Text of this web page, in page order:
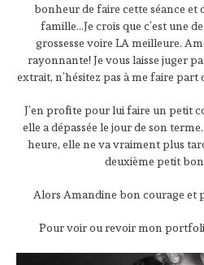
bonheur de faire cette séance
famille…Je crois que c’est une
grossesse voire LA meilleure.
rayonnante! Je vous laisse juger
extrait, n’hésitez pas à me faire part
J’en profite pour lui faire un petit
elle a dépassée le jour de son
heure, elle ne va vraiment plus
deuxième petit
Alors Amandine bon courage et
Pour voir ou revoir mon